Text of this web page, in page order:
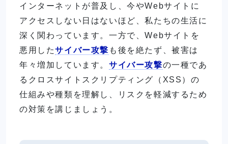
インターネットが普及し、今やWebサイトに
アクセスしない日はないほど、私たちの生活に
深く関わっています。一方で、Webサイトを
悪用したサイバー攻撃 も後を絶たず、被害は
年々増加しています。 サイバー攻撃の一種であ
るクロスサイトスクリプティング（XSS）の
仕組みや種類を理解し、リスクを軽減するため
の対策を講じましょう。